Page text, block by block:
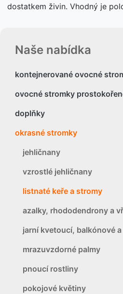
Naše nabídka
kontejnerované ovocné
ovocné stromky
doplňky
okrasné stromky
jehličnany
vzrostlé jehličnany
listnaté keře a stromy
azalky, rhododendrony a
jarní kvetoucí, balkónové
mrazuvzdorné palmy
pnoucí rostliny
pokojové květiny
dostatkem živin. Vhodný je